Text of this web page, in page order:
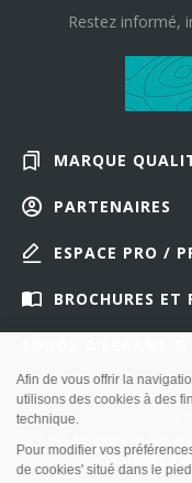
Restez informé,
MARQUE
PARTENAIRES
ESPACE PRO /
BROCHURES ET
Plan du site-Mentions
conditions